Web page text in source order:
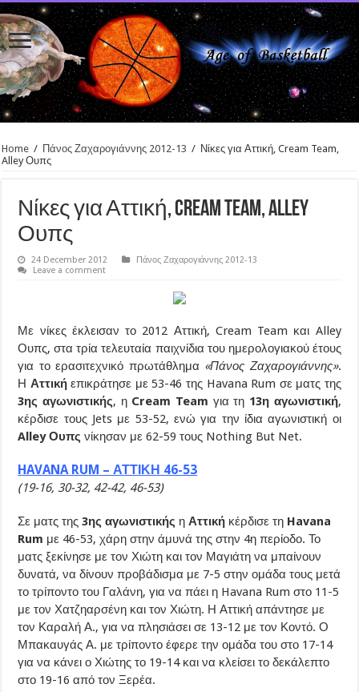
Home / Πάνος Ζαχαρογιάννης 2012-13 / Νίκες για Αττική, Cream Team,
Alley Ουπς
Νίκες για Αττική, Cream Team, Alley
Ουπς
24 December 2012
Πάνος Ζαχαρογιάννης 2012-13
Leave a comment
Με νίκες έκλεισαν το 2012 Αττική, Cream Team και Alley
Ουπς, στα τρία τελευταία παιχνίδια του ημερολογιακού έτους
για το ερασιτεχνικό πρωτάθλημα «Πάνος Ζαχαρογιάννης».
Η Αττικήεπικράτησε με 53-46 της Havana Rum σε ματς της
3ης αγωνιστικής, ηCream Team για τη 13η αγωνιστική,
κέρδισε τους Jets με 53-52, ενώ για την ίδια αγωνιστική οι
Alley Ουπς νίκησαν με 62-59 τους Nothing But Net.
HAVANA RUM – ΑΤΤΙΚΗ 46-53
(19-16, 30-32, 42-42, 46-53)
Σε ματς της3ης αγωνιστικής ηΑττική κέρδισε τη Havana
Rum με 46-53, χάρη στην άμυνά της στην 4η περίοδο. Το
ματς ξεκίνησε με τον Χιώτη και τον Μαγιάτη να μπαίνουν
δυνατά, να δίνουν προβάδισμα με 7-5 στην ομάδα τους μετά
το τρίποντο του Γαλάνη, για να πάει η Havana Rum στο 11-5
με τον Χατζηαρσένη και τον Χιώτη. Η Αττική απάντησε με
τον Καραλή Α., για να πλησιάσει σε 13-12 με τον Κοντό. Ο
Μπακαυγάς Α. με τρίποντο έφερε την ομάδα του στο 17-14
για να κάνει ο Χιώτης το 19-14 και να κλείσει το δεκάλεπτο
στο 19-16 από τον Ξερέα.